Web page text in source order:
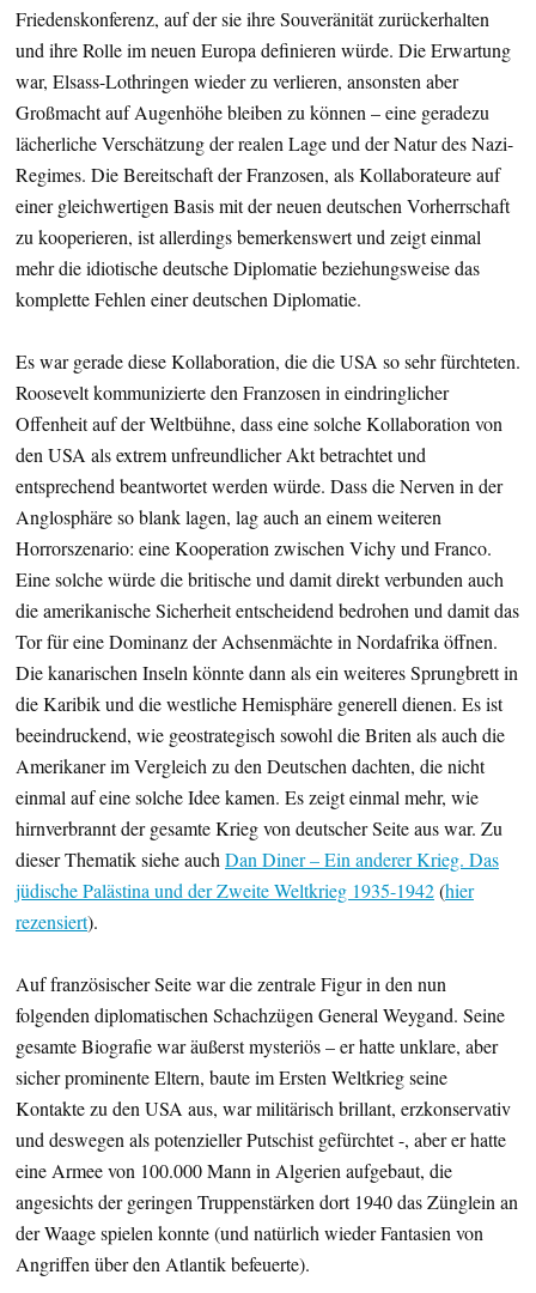
Friedenskonferenz, auf der sie ihre Souveränität zurückerhalten
und ihre Rolle im neuen Europa definieren würde. Die Erwartung
war, Elsass-Lothringen wieder zu verlieren, ansonsten aber
Großmacht auf Augenhöhe bleiben zu können – eine geradezu
lächerliche Verschätzung der realen Lage und der Natur des Nazi-
Regimes. Die Bereitschaft der Franzosen, als Kollaborateure auf
einer gleichwertigen Basis mit der neuen deutschen Vorherrschaft
zu kooperieren, ist allerdings bemerkenswert und zeigt einmal
mehr die idiotische deutsche Diplomatie beziehungsweise das
komplette Fehlen einer deutschen Diplomatie.
Es war gerade diese Kollaboration, die die USA so sehr fürchteten.
Roosevelt kommunizierte den Franzosen in eindringlicher
Offenheit auf der Weltbühne, dass eine solche Kollaboration von
den USA als extrem unfreundlicher Akt betrachtet und
entsprechend beantwortet werden würde. Dass die Nerven in der
Anglosphäre so blank lagen, lag auch an einem weiteren
Horrorszenario: eine Kooperation zwischen Vichy und Franco.
Eine solche würde die britische und damit direkt verbunden auch
die amerikanische Sicherheit entscheidend bedrohen und damit das
Tor für eine Dominanz der Achsenmächte in Nordafrika öffnen.
Die kanarischen Inseln könnte dann als ein weiteres Sprungbrett in
die Karibik und die westliche Hemisphäre generell dienen. Es ist
beeindruckend, wie geostrategisch sowohl die Briten als auch die
Amerikaner im Vergleich zu den Deutschen dachten, die nicht
einmal auf eine solche Idee kamen. Es zeigt einmal mehr, wie
hirnverbrannt der gesamte Krieg von deutscher Seite aus war. Zu
dieser Thematik siehe auch Dan Diner – Ein anderer Krieg. Das
jüdische Palästina und der Zweite Weltkrieg 1935-1942(hier
rezensiert).
Auf französischer Seite war die zentrale Figur in den nun
folgenden diplomatischen Schachzügen General Weygand. Seine
gesamte Biografie war äußerst mysteriös – er hatte unklare, aber
sicher prominente Eltern, baute im Ersten Weltkrieg seine
Kontakte zu den USA aus, war militärisch brillant, erzkonservativ
und deswegen als potenzieller Putschist gefürchtet -, aber er hatte
eine Armee von 100.000 Mann in Algerien aufgebaut, die
angesichts der geringen Truppenstärken dort 1940 das Zünglein an
der Waage spielen konnte (und natürlich wieder Fantasien von
Angriffen über den Atlantik befeuerte).